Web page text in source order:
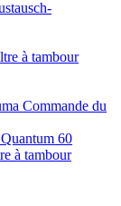
à tambour
Commande du
60
à tambour